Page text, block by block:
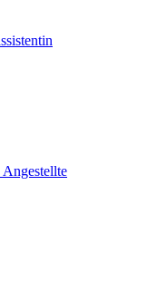
Angestellte